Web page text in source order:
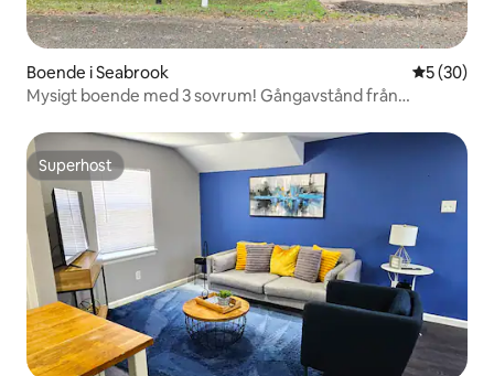
Boende i Seabrook 5 av 5 i
5 (30)
Mysigt boende med 3 sovrum! Gångavstånd från
Superhost
Superhost